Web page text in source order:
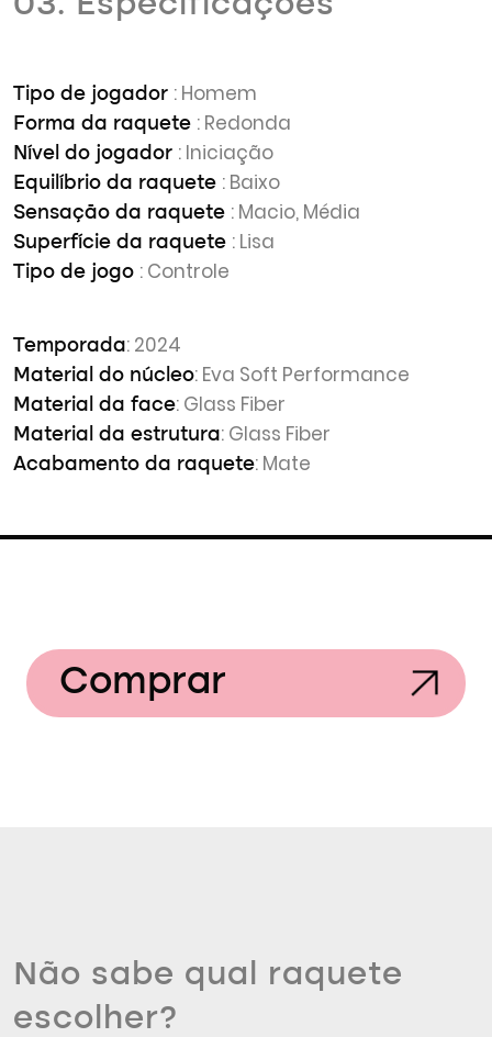
Tipo de jogador : Homem
Forma da raquete : Redonda
Nível do jogador : Iniciação
Equilíbrio da raquete : Baixo
Sensação da raquete : Macio, Média
Superfície da raquete : Lisa
Tipo de jogo : Controle
Temporada: 2024
Material do núcleo: Eva Soft Performance
Material da face: Glass Fiber
Material da estrutura: Glass Fiber
Acabamento da raquete: Mate
Comprar
Não sabe qual raquete
escolher?